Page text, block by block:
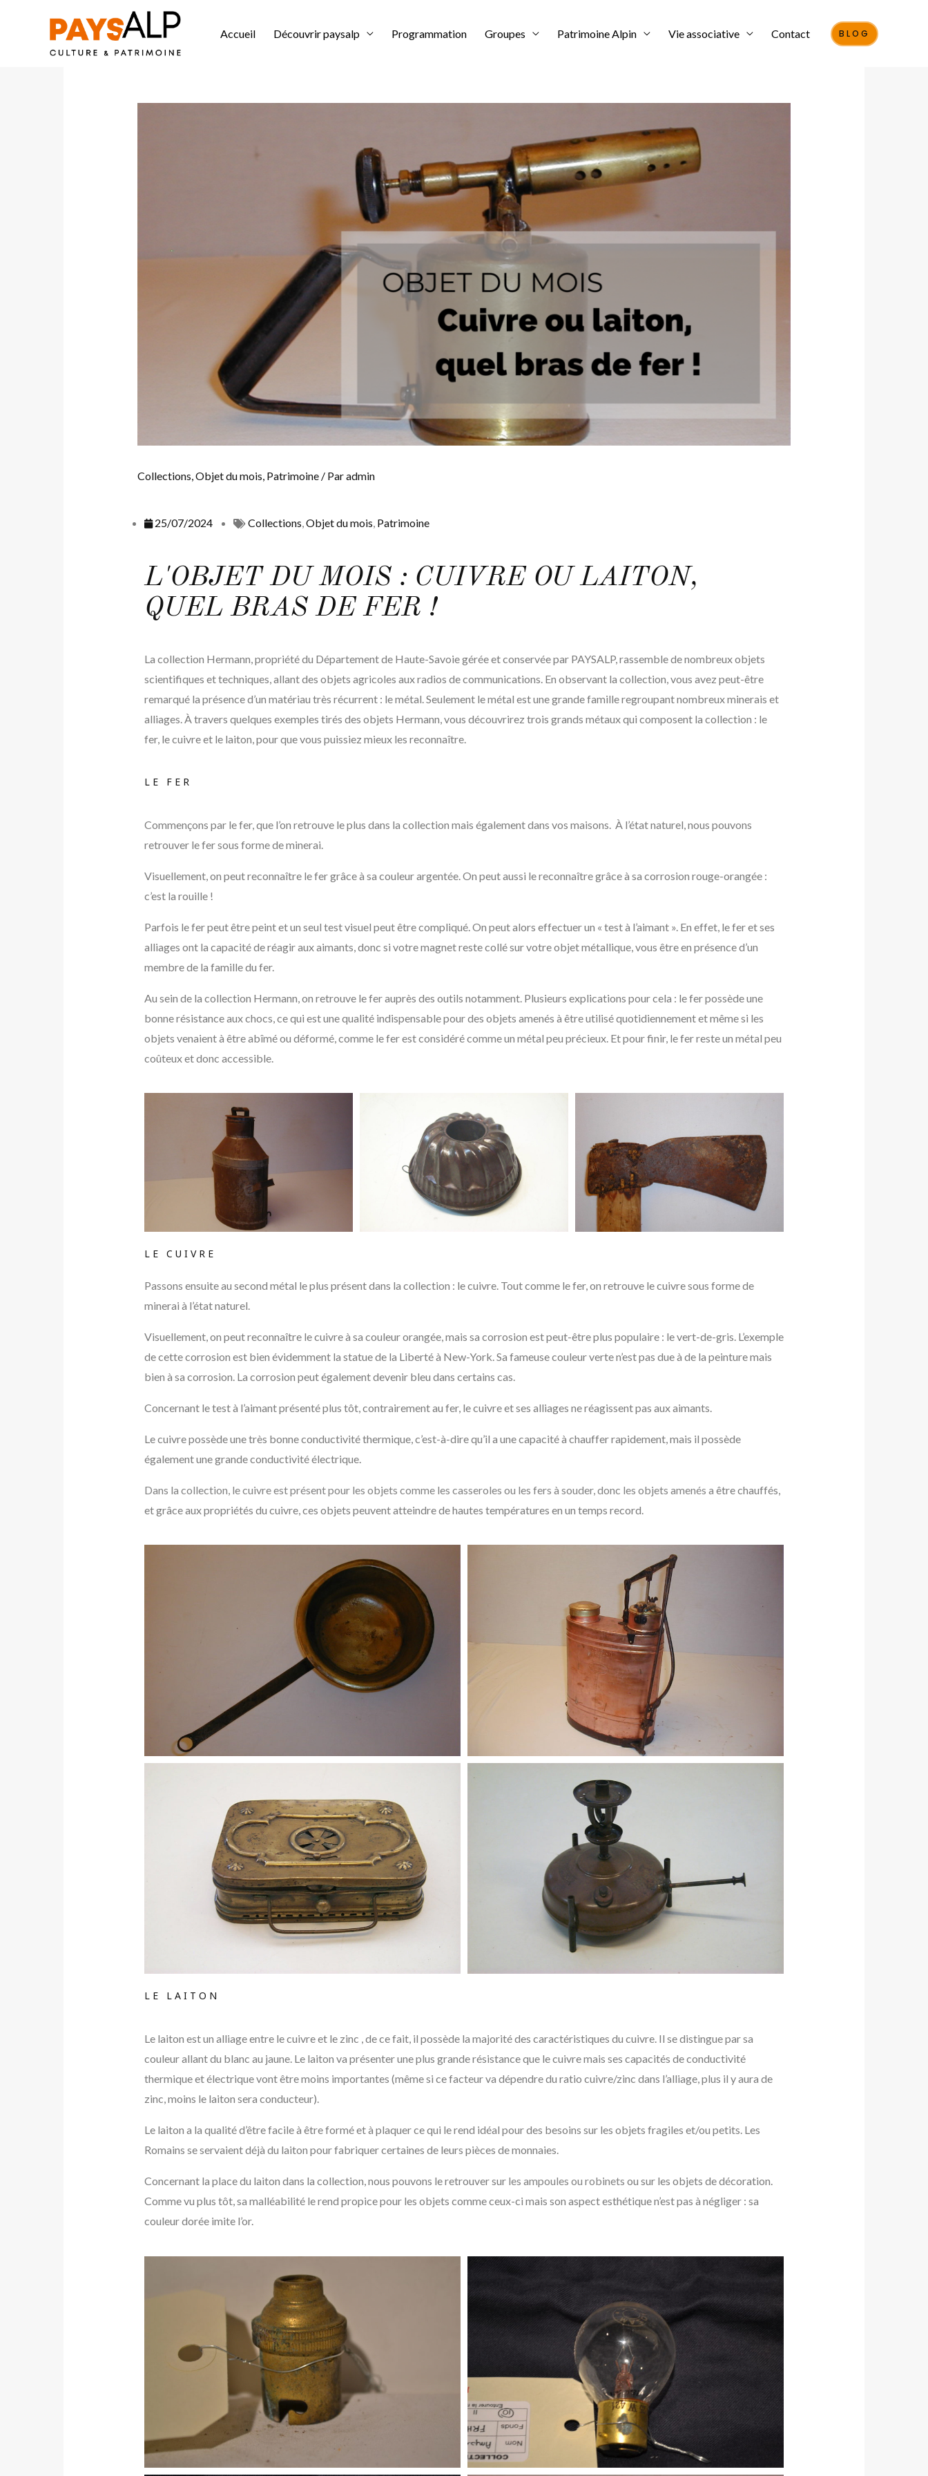
Accueil Découvrir paysalp Programmation Groupes Patrimoine Alpin Vie associative Contact BLOG
Collections,Objet du mois, Patrimoine/ Paradmin
25/07/2024 Collections,Objet du mois, Patrimoine
L'OBJET DU MOIS : CUIVRE OU LAITON,
QUEL BRAS DE FER !
La collection Hermann, propriété du Département de Haute-Savoie gérée et conservée par PAYSALP, rassemble de nombreux objets
scientifiques et techniques, allant des objets agricoles aux radios de communications. En observant la collection, vous avez peut-être
remarqué la présence d’un matériau très récurrent : le métal. Seulement le métal est une grande famille regroupant nombreux minerais et
alliages. À travers quelques exemples tirés des objets Hermann, vous découvrirez trois grands métaux qui composent la collection : le
fer, le cuivre et le laiton, pour que vous puissiez mieux les reconnaître.
LE FER
Commençons par le fer, que l’on retrouve le plus dans la collection mais également dans vos maisons. À l’état naturel, nous pouvons
retrouver le fer sous forme de minerai.
Visuellement, on peut reconnaître le fer grâce à sa couleur argentée. On peut aussi le reconnaître grâce à sa corrosion rouge-orangée :
c’est la rouille !
Parfois le fer peut être peint et un seul test visuel peut être compliqué. On peut alors effectuer un « test à l’aimant ». En effet, le fer et ses
alliages ont la capacité de réagir aux aimants, donc si votre magnet reste collé sur votre objet métallique, vous être en présence d’un
membre de la famille du fer.
Au sein de la collection Hermann, on retrouve le fer auprès des outils notamment. Plusieurs explications pour cela : le fer possède une
bonne résistance aux chocs, ce qui est une qualité indispensable pour des objets amenés à être utilisé quotidiennement et même si les
objets venaient à être abîmé ou déformé, comme le fer est considéré comme un métal peu précieux. Et pour finir, le fer reste un métal peu
coûteux et donc accessible.
LE CUIVRE
Passons ensuite au second métal le plus présent dans la collection : le cuivre. Tout comme le fer, on retrouve le cuivre sous forme de
minerai à l’état naturel.
Visuellement, on peut reconnaître le cuivre à sa couleur orangée, mais sa corrosion est peut-être plus populaire : le vert-de-gris. L’exemple
de cette corrosion est bien évidemment la statue de la Liberté à New-York. Sa fameuse couleur verte n’est pas due à de la peinture mais
bien à sa corrosion. La corrosion peut également devenir bleu dans certains cas.
Concernant le test à l’aimant présenté plus tôt, contrairement au fer, le cuivre et ses alliages ne réagissent pas aux aimants.
Le cuivre possède une très bonne conductivité thermique, c’est-à-dire qu’il a une capacité à chauffer rapidement, mais il possède
également une grande conductivité électrique.
Dans la collection, le cuivre est présent pour les objets comme les casseroles ou les fers à souder, donc les objets amenés a être chauffés,
et grâce aux propriétés du cuivre, ces objets peuvent atteindre de hautes températures en un temps record.
LE LAITON
Le laiton est un alliage entre le cuivre et le zinc , de ce fait, il possède la majorité des caractéristiques du cuivre. Il se distingue par sa
couleur allant du blanc au jaune. Le laiton va présenter une plus grande résistance que le cuivre mais ses capacités de conductivité
thermique et électrique vont être moins importantes (même si ce facteur va dépendre du ratio cuivre/zinc dans l’alliage, plus il y aura de
zinc, moins le laiton sera conducteur).
Le laiton a la qualité d’être facile à être formé et à plaquer ce qui le rend idéal pour des besoins sur les objets fragiles et/ou petits. Les
Romains se servaient déjà du laiton pour fabriquer certaines de leurs pièces de monnaies.
Concernant la place du laiton dans la collection, nous pouvons le retrouver sur les ampoules ou robinets ou sur les objets de décoration.
Comme vu plus tôt, sa malléabilité le rend propice pour les objets comme ceux-ci mais son aspect esthétique n’est pas à négliger : sa
couleur dorée imite l’or.